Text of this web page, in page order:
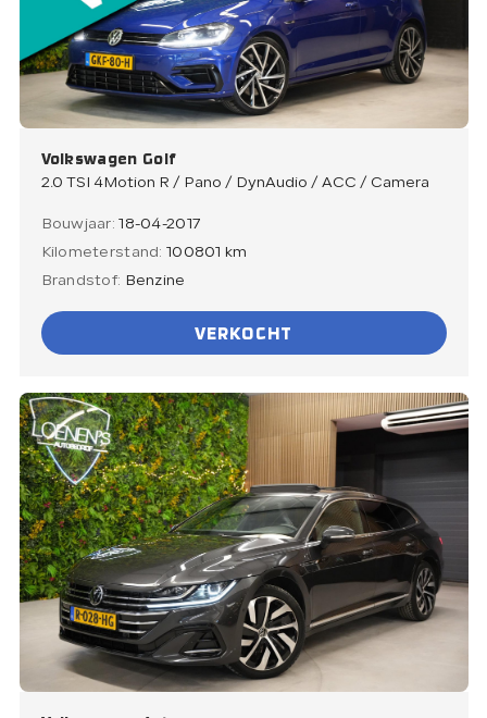
Volkswagen Golf
2.0 TSI 4Motion R / Pano / DynAudio / ACC / Camera
Bouwjaar:18-04-2017
Kilometerstand: 100801 km
Brandstof: Benzine
VERKOCHT